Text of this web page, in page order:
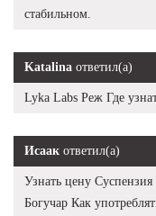
стабильном.
Katalina ответил(а)
Lyka Labs Реж Где
Исаак ответил(а)
Узнать цену Суспензия
Богучар Как